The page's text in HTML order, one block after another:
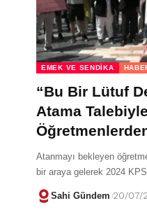
EMEK VE SENDIKA
“Bu Bir Lütuf
Atama
Atanmayı bekleyen
bir araya gelerek 2024
Sahi Gündem 20/07/